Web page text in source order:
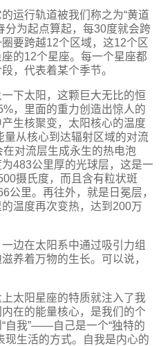
运行轨道被我们称之为“黄道
分为起点算起，每30度就会跨
要跨越12个区域，这12个区
的12个星座。每一个星座都
，代表着某个季节。
下太阳，这颗巨大无比的恒
，里面的重力创造出惊人的
生核聚变，太阳核心的温度
从核心到达辐射区域的对流
对流层生成永生的热电泡
483公里厚的光球层，这是一
摄氏度，而且含有粒状斑
公里。再往外，就是日冕层，
温度再次变热，达到200万
边在太阳系中通过吸引力组
养着万物的生长。可以说，
太阳星座的特质就注入了我
在的能量核心，是我们的个
自我”——自己是一个“独特的
现生活的方式。自我是内心的